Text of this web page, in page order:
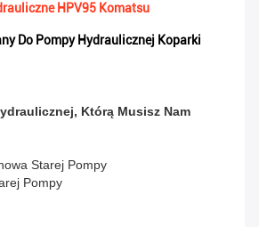
HPV95 Komatsu
Do Pompy Hydraulicznej Koparki
Którą Musisz Nam
Starej Pompy
Pompy